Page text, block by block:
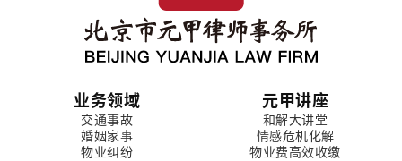
业务领域
交通事故
婚姻家事
物业纠纷
元甲讲座
和解大讲堂
情感危机化解
物业费高效收缴